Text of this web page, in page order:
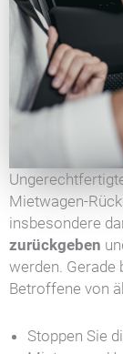
Mietwagen-
insbesondere
zurückgeben
werden. Gerade
Betroffene von
Stoppen Sie